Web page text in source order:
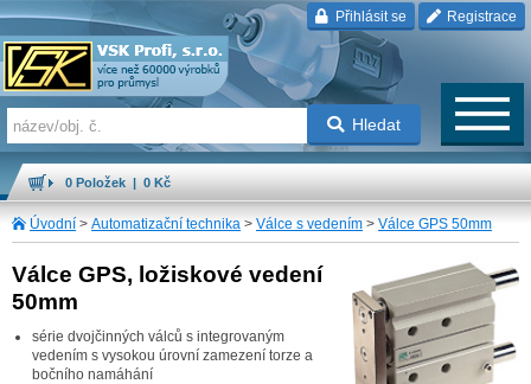
Přihlásit se Registrace
Hledat
0 Položek | 0 Kč
Úvodní > Automatizační technika > Válce s vedením > Válce GPS 50mm
Válce GPS, ložiskové vedení
50mm
série dvojčinných válců s integrovaným
vedením s vysokou úrovní zamezení torze a
bočního namáhání